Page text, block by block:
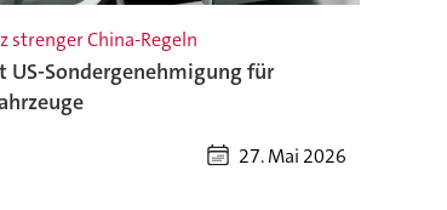
strenger China-Regeln
US-Sondergenehmigung für
27. Mai 2026